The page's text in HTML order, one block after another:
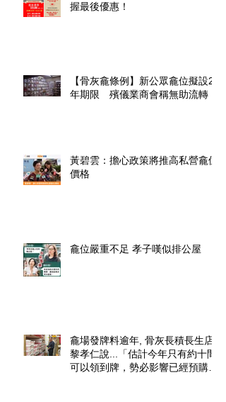
握最後優惠！
【骨灰龕條例】新公眾龕位擬設20
年期限 殯儀業商會稱無助流轉
黃碧雲：擔心政策將推高私營龕位
價格
龕位嚴重不足 孝子嘆似排公屋
龕場發牌料逾年, 骨灰長積長生店.
黎孝仁說...「估計今年只有約十間
可以領到牌，勢必影響已經預購了